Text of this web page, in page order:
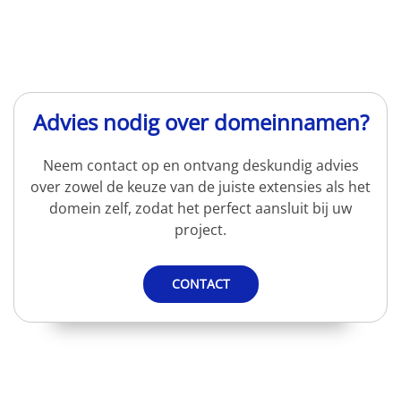
Advies nodig over domeinnamen?
Neem contact op en ontvang deskundig advies
over zowel de keuze van de juiste extensies als het
domein zelf, zodat het perfect aansluit bij uw
project.
CONTACT